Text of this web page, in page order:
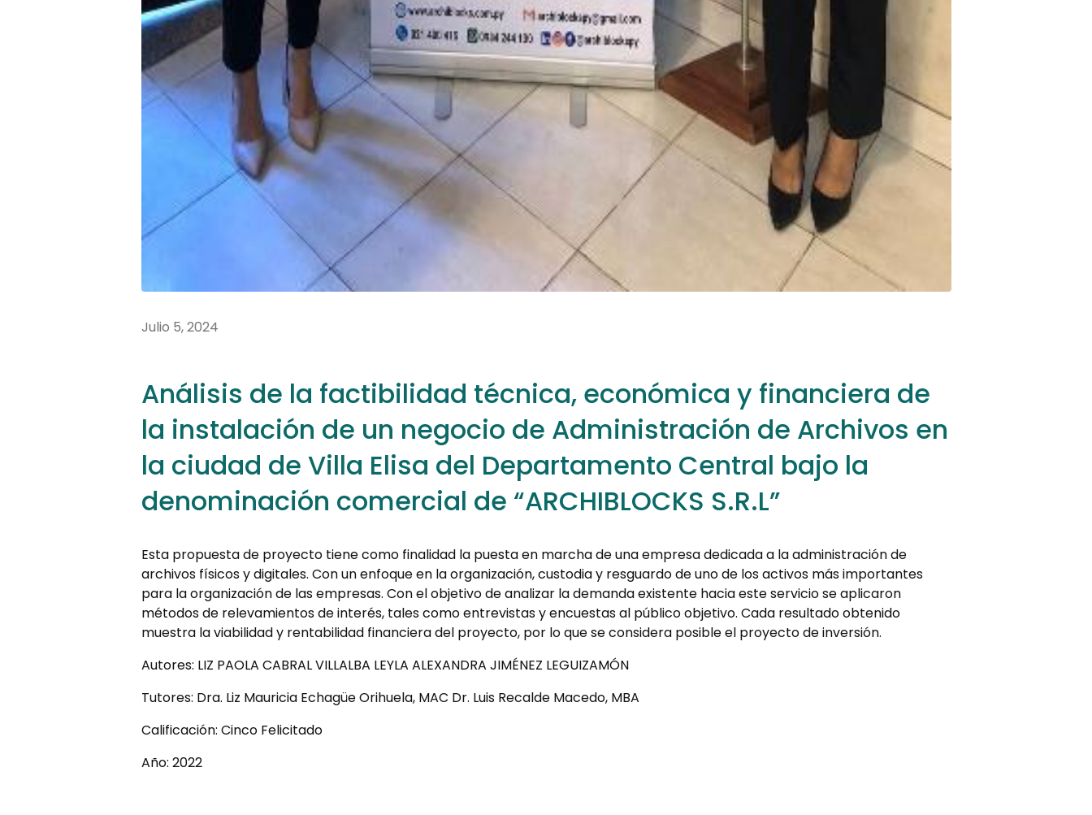
Julio 5, 2024
Análisis de la factibilidad técnica, económica y financiera de
la instalación de un negocio de Administración de Archivos en
la ciudad de Villa Elisa del Departamento Central bajo la
denominación comercial de “ARCHIBLOCKS S.R.L”
Esta propuesta de proyecto tiene como finalidad la puesta en marcha de una empresa dedicada a la administración de
archivos físicos y digitales. Con un enfoque en la organización, custodia y resguardo de uno de los activos más importantes
para la organización de las empresas. Con el objetivo de analizar la demanda existente hacia este servicio se aplicaron
métodos de relevamientos de interés, tales como entrevistas y encuestas al público objetivo. Cada resultado obtenido
muestra la viabilidad y rentabilidad financiera del proyecto, por lo que se considera posible el proyecto de inversión.
Autores: LIZ PAOLA CABRAL VILLALBA LEYLA ALEXANDRA JIMÉNEZ LEGUIZAMÓN
Tutores: Dra. Liz Mauricia Echagüe Orihuela, MAC Dr. Luis Recalde Macedo, MBA
Calificación: Cinco Felicitado
Año: 2022